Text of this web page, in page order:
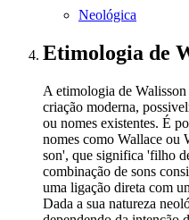
Neológica
Etimologia de
A etimologia de
criação moderna,
ou nomes existentes. É
nomes como Wallace ou
son', que significa 'filho
combinação de sons
uma ligação direta com
Dada a sua natureza